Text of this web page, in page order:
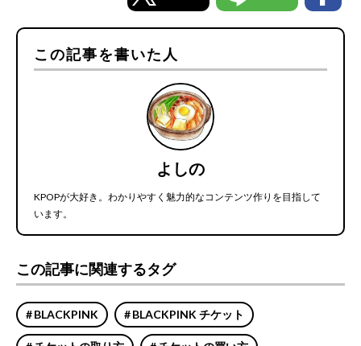
この記事を書いた人
よしの
KPOPが大好き。わかりやすく魅力的なコンテンツ作りを目指して
います。
この記事に関連するタグ
BLACKPINK BLACKPINK チケット